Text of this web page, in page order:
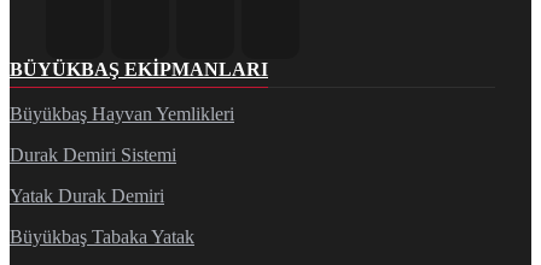
BÜYÜKBAŞ EKIPMANLARI
Büyükbaş Hayvan Yemlikleri
Durak Demiri Sistemi
Yatak Durak Demiri
Büyükbaş Tabaka Yatak